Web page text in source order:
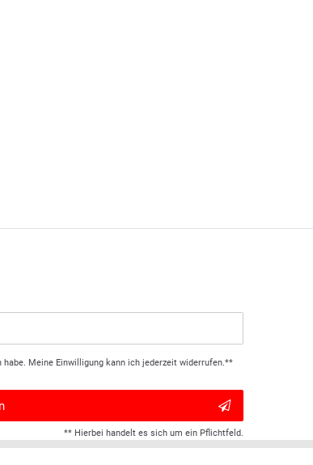
Meine Einwilligung kann ich jederzeit widerrufen.**
** Hierbei handelt es sich um ein Pflichtfeld.